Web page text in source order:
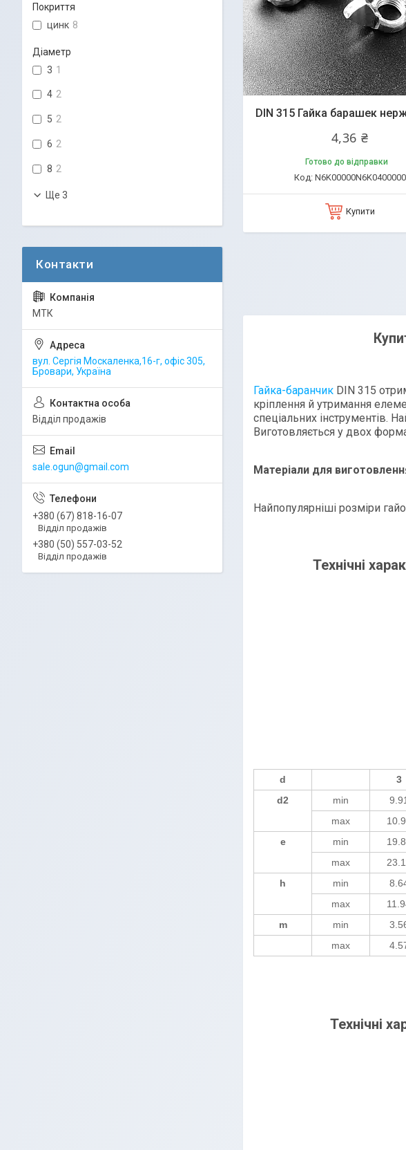
DIN 315 Гайка барашек
4,36 ₴
Готово до відправки
N6K00000N6K0400000
Купити
Гайка-баранчик DIN 315
кріплення й утримання
спеціальних інструментів.
Виготовляється у двох
Матеріали для
Найпопулярніші розміри
Технічні
d 3
d2
min 9.91
max
e
min
max
h
min
max
m
min
max
Технічні
Покриття
цинк 8
Діаметр
3 1
4 2
5 2
6 2
8 2
Ще 3
МТК
вул. Сергія Москаленка,16-г, офіс 305,
Бровари, Україна
Відділ продажів
sale.ogun@gmail.com
+380 (67) 818-16-07
Відділ продажів
+380 (50) 557-03-52
Відділ продажів